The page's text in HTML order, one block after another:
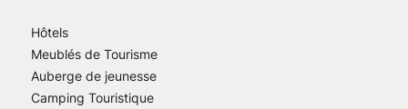
Hôtels
Meublés de Tourisme
Auberge de jeunesse
Camping Touristique